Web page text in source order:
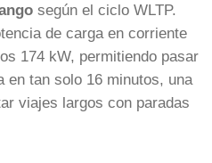
según el ciclo WLTP.
de carga en corriente
174 kW, permitiendo pasar
en tan solo 16 minutos, una
viajes largos con paradas